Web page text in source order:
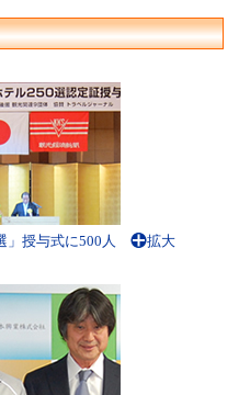
」授与式に500人 拡大